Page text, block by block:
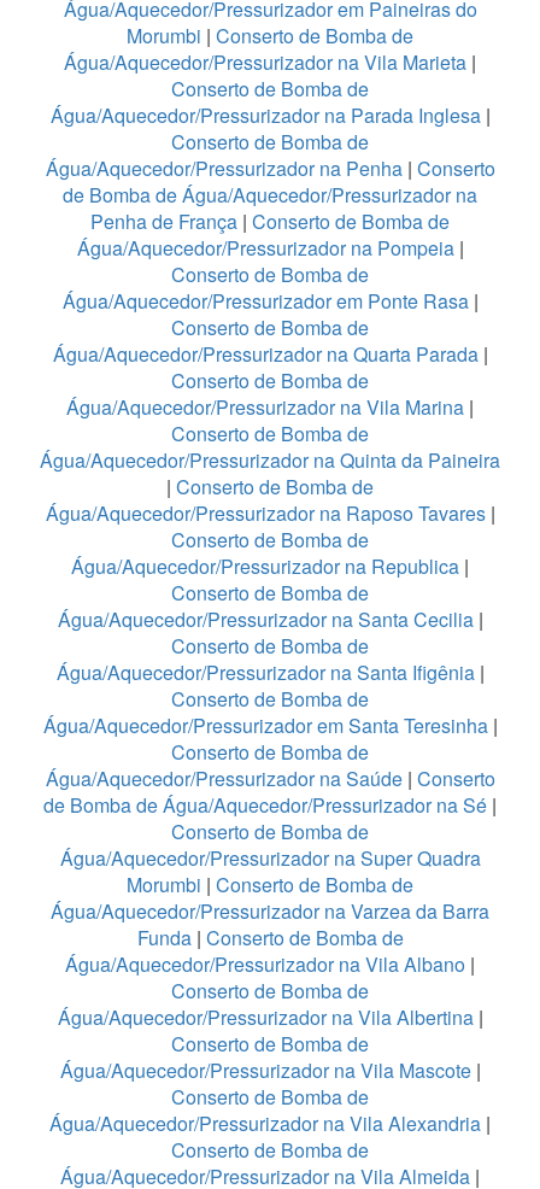
Água/Aquecedor/Pressurizador em Paineiras do
Morumbi | Conserto de Bomba de
Água/Aquecedor/Pressurizador na Vila Marieta |
Conserto de Bomba de
Água/Aquecedor/Pressurizador na Parada Inglesa |
Conserto de Bomba de
Água/Aquecedor/Pressurizador na Penha| Conserto
de Bomba de Água/Aquecedor/Pressurizador na
Penha de França | Conserto de Bomba de
Água/Aquecedor/Pressurizador na Pompeia|
Conserto de Bomba de
Água/Aquecedor/Pressurizador em Ponte Rasa|
Conserto de Bomba de
Água/Aquecedor/Pressurizador na Quarta Parada|
Conserto de Bomba de
Água/Aquecedor/Pressurizador na Vila Marina |
Conserto de Bomba de
Água/Aquecedor/Pressurizador na Quinta da Paineira
| Conserto de Bomba de
Água/Aquecedor/Pressurizador na Raposo Tavares|
Conserto de Bomba de
Água/Aquecedor/Pressurizador na Republica |
Conserto de Bomba de
Água/Aquecedor/Pressurizador na Santa Cecilia|
Conserto de Bomba de
Água/Aquecedor/Pressurizador na Santa Ifigênia |
Conserto de Bomba de
Água/Aquecedor/Pressurizador em Santa Teresinha|
Conserto de Bomba de
Água/Aquecedor/Pressurizador na Saúde| Conserto
de Bomba de Água/Aquecedor/Pressurizador na Sé |
Conserto de Bomba de
Água/Aquecedor/Pressurizador na Super Quadra
Morumbi | Conserto de Bomba de
Água/Aquecedor/Pressurizador na Varzea da Barra
Funda| Conserto de Bomba de
Água/Aquecedor/Pressurizador na Vila Albano |
Conserto de Bomba de
Água/Aquecedor/Pressurizador na Vila Albertina|
Conserto de Bomba de
Água/Aquecedor/Pressurizador na Vila Mascote|
Conserto de Bomba de
Água/Aquecedor/Pressurizador na Vila Alexandria |
Conserto de Bomba de
Água/Aquecedor/Pressurizador na Vila Almeida |